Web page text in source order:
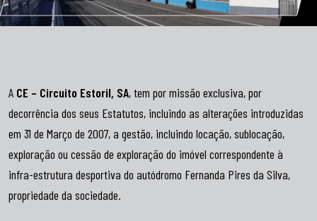
A CE – Circuito Estoril, SA, tem por missão exclusiva, por
decorrência dos seus Estatutos, incluindo as alterações introduzidas
em 31 de Março de 2007, a gestão, incluindo locação, sublocação,
exploração ou cessão de exploração do imóvel correspondente à
infra-estrutura desportiva do autódromo Fernanda Pires da Silva,
propriedade da sociedade.